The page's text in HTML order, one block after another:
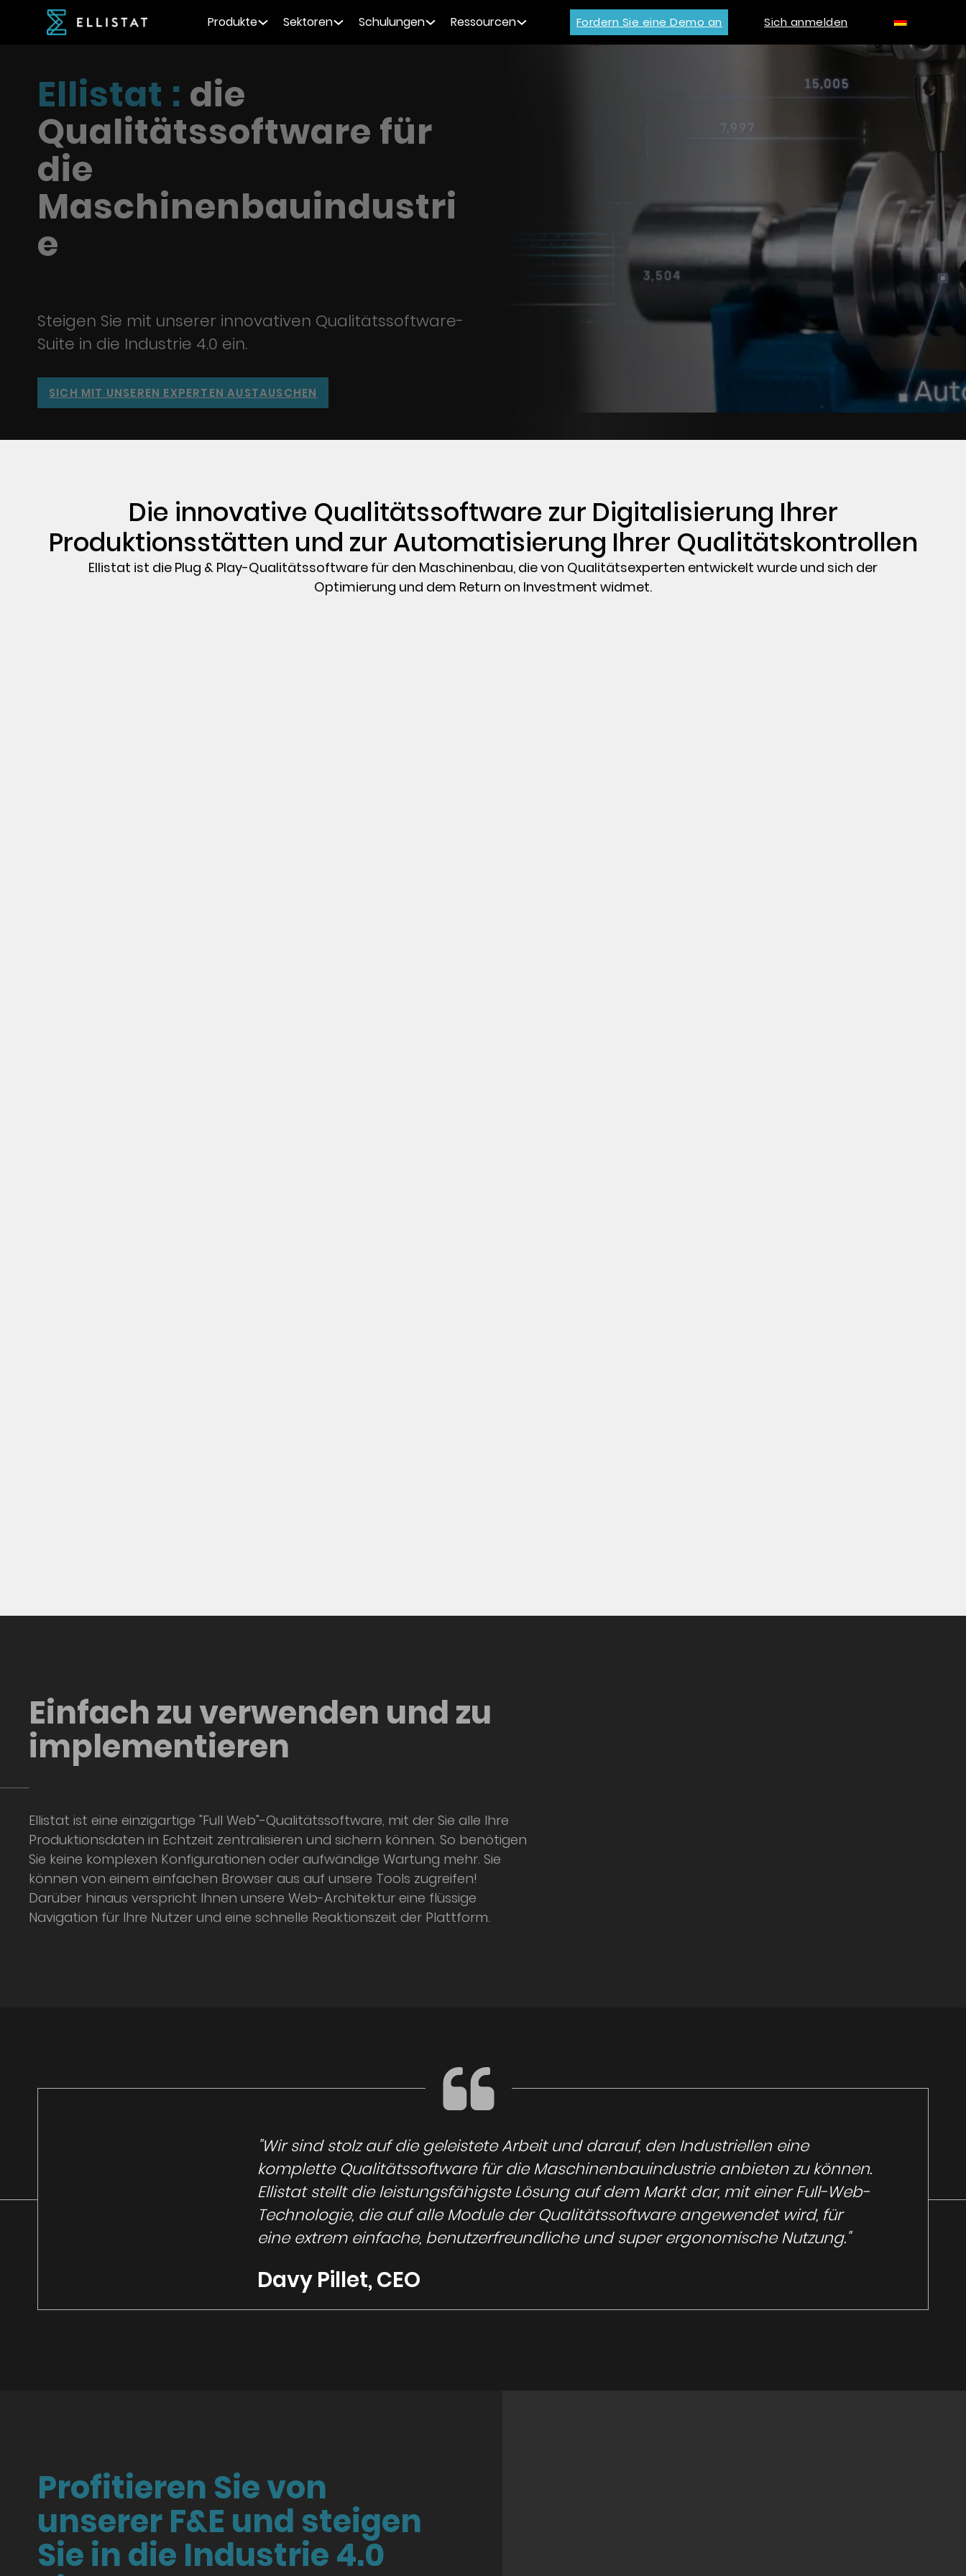
Produkte Sektoren Schulungen Ressourcen Fordern Sie eine Demo an Sich anmelden
Ellistat : die
Qualitätssoftware für
die
Maschinenbauindustri
e
Steigen Sie mit unserer innovativen Qualitätssoftware-
Suite in die Industrie 4.0 ein.
SICH MIT UNSEREN EXPERTEN AUSTAUSCHEN
Die innovative Qualitätssoftware zur Digitalisierung Ihrer
Produktionsstätten und zur Automatisierung Ihrer Qualitätskontrollen
Ellistat ist die Plug & Play-Qualitätssoftware für den Maschinenbau, die von Qualitätsexperten entwickelt wurde und sich der
Optimierung und dem Return on Investment widmet.
Einfach zu verwenden und zu
implementieren
Ellistat ist eine einzigartige "Full Web"-Qualitätssoftware, mit der Sie alle Ihre
Produktionsdaten in Echtzeit zentralisieren und sichern können. So benötigen
Sie keine komplexen Konfigurationen oder aufwändige Wartung mehr. Sie
können von einem einfachen Browser aus auf unsere Tools zugreifen!
Darüber hinaus verspricht Ihnen unsere Web-Architektur eine flüssige
Navigation für Ihre Nutzer und eine schnelle Reaktionszeit der Plattform.
"Wir sind stolz auf die geleistete Arbeit und darauf, den Industriellen eine
komplette Qualitätssoftware für die Maschinenbauindustrie anbieten zu können.
Ellistat stellt die leistungsfähigste Lösung auf dem Markt dar, mit einer Full-Web-
Technologie, die auf alle Module der Qualitätssoftware angewendet wird, für
eine extrem einfache, benutzerfreundliche und super ergonomische Nutzung."
Davy Pillet, CEO
Profitieren Sie von
unserer F&E und steigen
Sie in die Industrie 4.0